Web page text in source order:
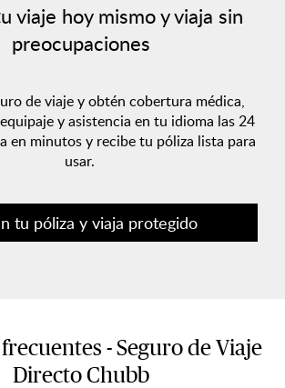
viaje hoy mismo y viaja sin
preocupaciones
de viaje y obtén cobertura médica,
y asistencia en tu idioma las 24
en minutos y recibe tu póliza lista para
usar.
tu póliza y viaja protegido
- Seguro de Viaje
Directo Chubb